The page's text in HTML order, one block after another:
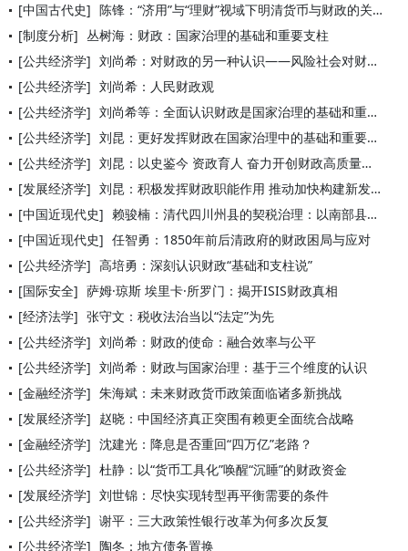
[中国古代史] 陈锋：“济用”与“理财”视域下明清货币与财政的关系
[制度分析] 丛树海：财政：国家治理的基础和重要支柱
[公共经济学] 刘尚希：对财政的另一种认识——风险社会对财政理论的新呼唤
[公共经济学] 刘尚希：人民财政观
[公共经济学] 刘尚希等：全面认识财政是国家治理的基础和重要支柱
[公共经济学] 刘昆：更好发挥财政在国家治理中的基础和重要支柱作用
[公共经济学] 刘昆：以史鉴今 资政育人 奋力开创财政高质量发展新局面
[发展经济学] 刘昆：积极发挥财政职能作用 推动加快构建新发展格局
[中国近现代史] 赖骏楠：清代四川州县的契税治理：以南部县契税诉讼为侧重点
[中国近现代史] 任智勇：1850年前后清政府的财政困局与应对
[公共经济学] 高培勇：深刻认识财政“基础和支柱说”
[国际安全] 萨姆·琼斯 埃里卡·所罗门：揭开ISIS财政真相
[经济法学] 张守文：税收法治当以“法定”为先
[公共经济学] 刘尚希：财政的使命：融合效率与公平
[公共经济学] 刘尚希：财政与国家治理：基于三个维度的认识
[金融经济学] 朱海斌：未来财政货币政策面临诸多新挑战
[发展经济学] 赵晓：中国经济真正突围有赖更全面统合战略
[金融经济学] 沈建光：降息是否重回“四万亿”老路？
[公共经济学] 杜静：以“货币工具化”唤醒“沉睡”的财政资金
[发展经济学] 刘世锦：尽快实现转型再平衡需要的条件
[公共经济学] 谢平：三大政策性银行改革为何多次反复
[公共经济学] 陶冬：地方债务置换